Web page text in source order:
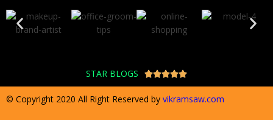
STAR BLOGS 
© Copyright 2020 All Right Reserved by vikramsaw.com